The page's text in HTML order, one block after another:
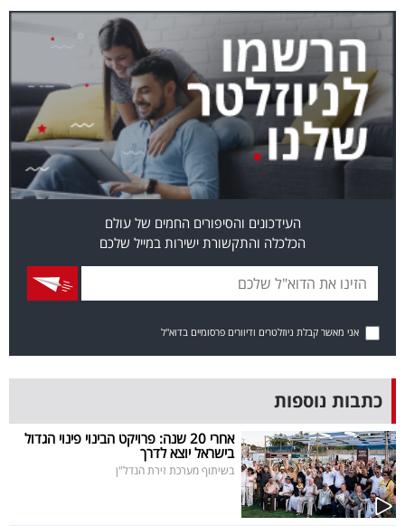
ניוזלטרים
מייל
אדום
אחרינו:
העידכונים והסיפורים החמים של עולם
הכלכלה והתקשורת ישירות במייל שלכם
אני מאשר קבלת ניוזלטרים ודיוורים פרסומיים בדוא"ל
כתבות נוספות
אחרי 20 שנה: פרויקט הבינוי פינוי הגדול
בישראל יוצא לדרך
בשיתוף מערכת זירת הנדל"ן